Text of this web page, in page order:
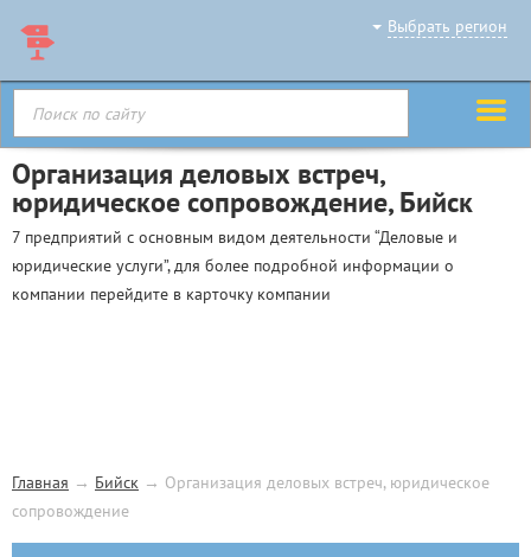
Выбрать регион
Организация деловых встреч,
юридическое сопровождение, Бийск
7 предприятий с основным видом деятельности “Деловые и
юридические услуги”, для более подробной информации о
компании перейдите в карточку компании
Главная → Бийск → Организация деловых встреч, юридическое
сопровождение